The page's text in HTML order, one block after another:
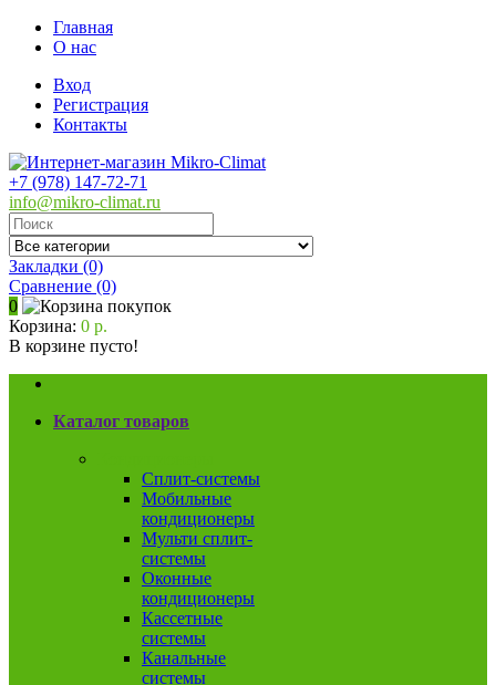
Главная
О нас
Вход
Регистрация
Контакты
+7 (978) 147-72-71
info@mikro-climat.ru
Закладки (0)
Сравнение (0)
0
Корзина: 0 р.
В корзине пусто!
Каталог товаров
Сплит-системы
Мобильные
кондиционеры
Мульти сплит-
системы
Оконные
кондиционеры
Кассетные
системы
Канальные
системы